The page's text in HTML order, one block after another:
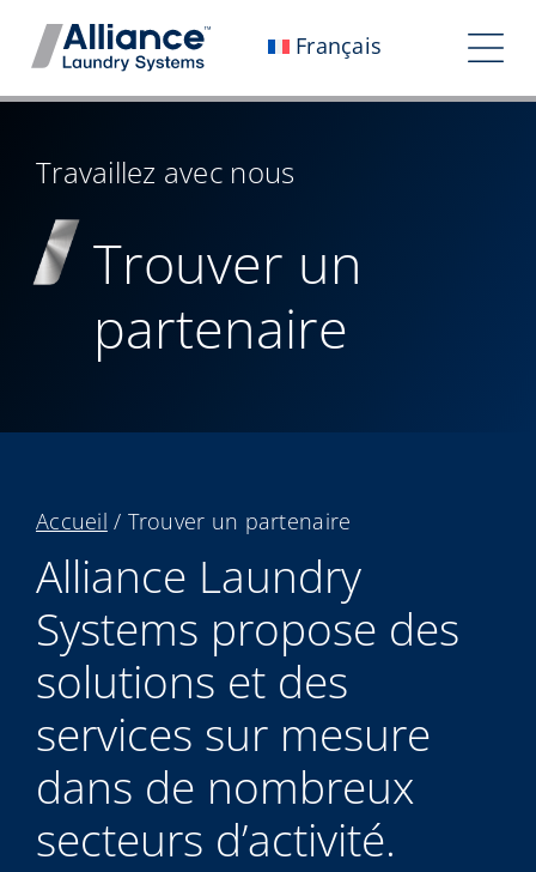
Français
Travaillez avec nous
Notre impact
Salle de presse
Investisseurs
My Alliance
Travaillez avec nous
Trouver un
partenaire
Accueil / Trouver un partenaire
Alliance Laundry
Systems propose des
solutions et des
services sur mesure
dans de nombreux
secteurs d’activité.